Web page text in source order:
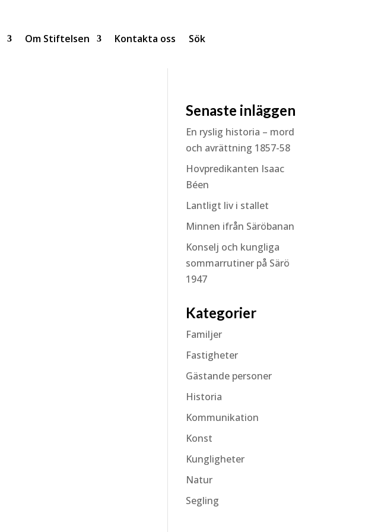
Om Stiftelsen Kontakta oss Sök
Senaste inläggen
En ryslig historia – mord
och avrättning 1857-58
Hovpredikanten Isaac
Béen
Lantligt liv i stallet
Minnen ifrån Säröbanan
Konselj och kungliga
sommarrutiner på Särö
1947
Kategorier
Familjer
Fastigheter
Gästande personer
Historia
Kommunikation
Konst
Kungligheter
Natur
Segling